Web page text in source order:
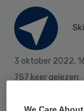
3 oktober 2022,
757 keer gelezen